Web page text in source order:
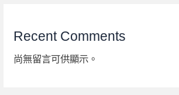
Recent Comments
尚無留言可供顯示。